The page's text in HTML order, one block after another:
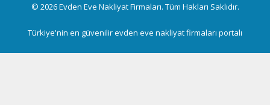
© 2026 Evden Eve Nakliyat Firmaları. Tüm Hakları Saklıdır.
Türkiye'nin en güvenilir evden eve nakliyat firmaları portalı